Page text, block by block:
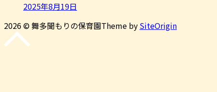
2025年8月19日
2026 © 舞多聞もりの保育園Theme by SiteOrigin
先
頭